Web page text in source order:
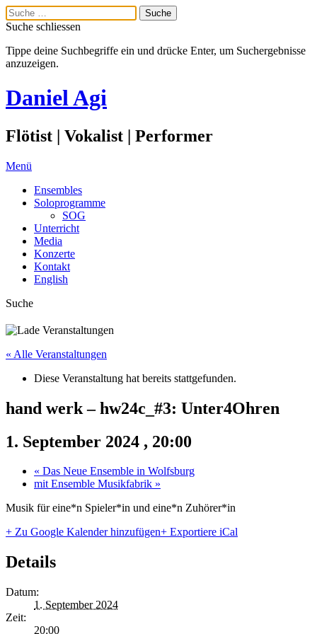
Suche schliessen
Tippe deine Suchbegriffe ein und drücke Enter, um Suchergebnisse
anzuzeigen.
Daniel Agi
Flötist | Vokalist | Performer
Menü
Ensembles
Soloprogramme
SOG
Unterricht
Media
Konzerte
Kontakt
English
Suche
« Alle Veranstaltungen
Diese Veranstaltung hat bereits stattgefunden.
hand werk – hw24c_#3: Unter4Ohren
1. September 2024 , 20:00
« Das Neue Ensemble in Wolfsburg
mit Ensemble Musikfabrik »
Musik für eine*n Spieler*in und eine*n Zuhörer*in
+ Zu Google Kalender hinzufügen+ Exportiere iCal
Details
Datum:
1. September 2024
Zeit:
20:00